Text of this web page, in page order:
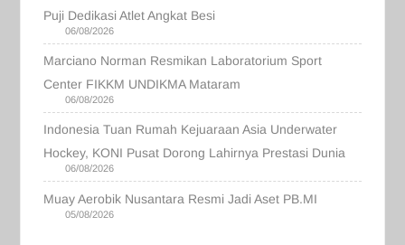
Puji Dedikasi Atlet Angkat Besi
06/08/2026
Marciano Norman Resmikan Laboratorium Sport
Center FIKKM UNDIKMA Mataram
06/08/2026
Indonesia Tuan Rumah Kejuaraan Asia Underwater
Hockey, KONI Pusat Dorong Lahirnya Prestasi Dunia
06/08/2026
Muay Aerobik Nusantara Resmi Jadi Aset PB.MI
05/08/2026